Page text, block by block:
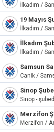
İlkadım /
19 Mayıs
İlkadım /
İlkadım
İlkadım /
Samsun
Canik /
Sinop
Sinop -
Merzifon
Merzifon /